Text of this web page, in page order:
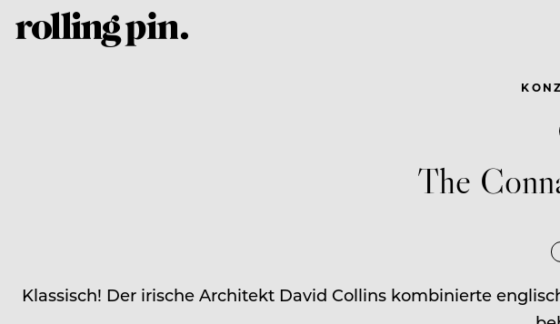
The
Klassisch! Der irische Architekt David Collins kombinierte